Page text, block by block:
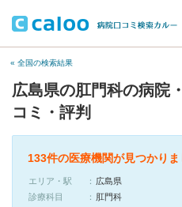
« 全国の検索結果
広島県の肛門科の病院
コミ・評判
133件の医療機関が見つかりま
エリア・駅
広島県
診療科目
肛門科